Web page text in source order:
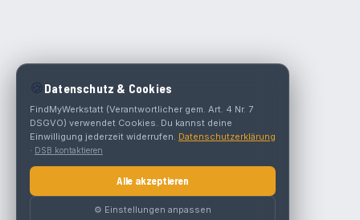
🍪 Datenschutz & Cookies
FindMyWerkstatt (Verantwortlicher gem. Art. 4 Nr. 7
DSGVO) verwendet Cookies. Du kannst deine
Einwilligung jederzeit widerrufen. Datenschutzerklärung
· DSB kontaktieren
Alle akzeptieren
⚙️ Einstellungen anpassen